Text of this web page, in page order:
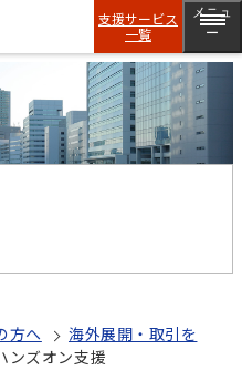
支援サービス
一覧
メニュ
ー
方へ
海外展開・取引を
ンズオン支援